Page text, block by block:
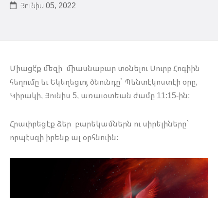
ԾՐԱԳԻՐՆԵՐ ԵՒ ՓՈՏՔԱՍԹՆԵՐ
ՇԻՆԱՐԱՐՈՒԹԻՒՆ
Յունիս 05, 2022
Միացէ՛ք մեզի միասնաբար տօնելու Սուրբ Հոգիին
հեղումը եւ Եկեղեցւոյ ծնունդը` Պենտէկոստէի օրը,
Կիրակի, Յունիս 5, առաւօտեան ժամը 11:15-ին:
Հրաւիրեցէք ձեր բարեկամներն ու սիրելիները`
որպէսզի իրենք ալ օրհնուին: